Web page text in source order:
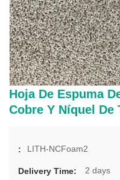
Hoja De Espuma
Cobre Y Níquel De
: LITH-NCFoam2
Delivery Time: 2 days